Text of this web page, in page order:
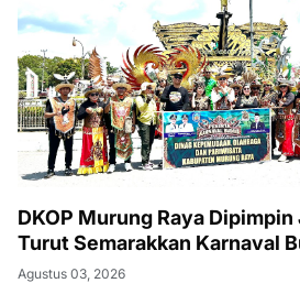
DKOP Murung Raya Dipimpin
Turut Semarakkan Karnaval
Agustus 03, 2026